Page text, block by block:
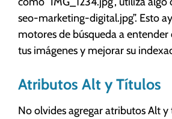
seo-marketing-digital.jpg”. Esto
motores de búsqueda a
tus imágenes y mejorar su
Atributos Alt y Títulos
No olvides agregar atributos Alt y